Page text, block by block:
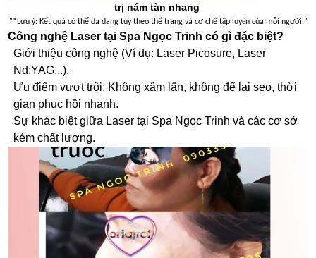
trị nám tàn nhang
"*Lưu ý: Kết quả có thể da dạng tùy theo thể trạng và cơ chế tập luyện của mỗi người."
Công nghệ Laser tại Spa Ngọc Trinh có gì đặc biệt?
Giới thiệu công nghệ (Ví dụ: Laser Picosure, Laser
Nd:YAG...).
Ưu điểm vượt trội: Không xâm lấn, không để lại sẹo, thời
gian phục hồi nhanh.
Sự khác biệt giữa Laser tại Spa Ngọc Trinh và các cơ sở
kém chất lượng.